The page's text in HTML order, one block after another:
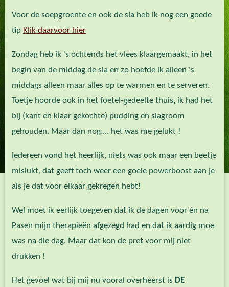
Voor de soepgroente en ook de sla heb ik nog een goede
tip Klik daarvoor hier
Zondag heb ik 's ochtends het vlees klaargemaakt, in het
begin van de middag de sla en zo hoefde ik alleen 's
middags alleen maar alles op te warmen en te serveren.
Toetje hoorde ook in het foetel-gedeelte thuis, ik had het
bij (kant en klaar gekochte) pudding en slagroom
gehouden. Maar dan nog.... het was me gelukt !
Iedereen vond het heerlijk, niets was ook maar een beetje
mislukt, dat geeft toch weer een goeie powerboost aan je
als je dat voor elkaar gekregen hebt!
Wel moet ik eerlijk toegeven dat ik de dagen voor én na
Pasen mijn therapieën afgezegd had en dat ik aardig moe
was na die dag. Maar dat kon de pret voor mij niet
drukken !
Het gevoel wat bij mij nu vooral overheerst is DE